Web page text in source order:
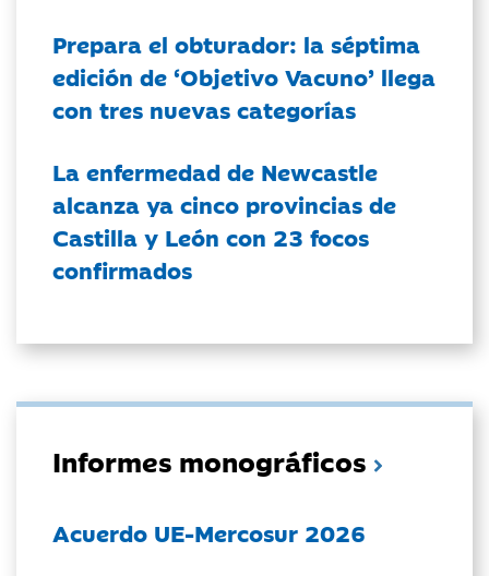
Prepara el obturador: la séptima
edición de ‘Objetivo Vacuno’ llega
con tres nuevas categorías
La enfermedad de Newcastle
alcanza ya cinco provincias de
Castilla y León con 23 focos
confirmados
Informes monográficos
Acuerdo UE-Mercosur 2026